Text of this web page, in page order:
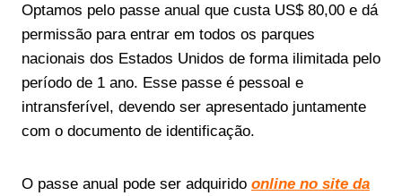
Optamos pelo passe anual que custa US$ 80,00 e dá
permissão para entrar em todos os parques
nacionais dos Estados Unidos de forma ilimitada pelo
período de 1 ano. Esse passe é pessoal e
intransferível, devendo ser apresentado juntamente
com o documento de identificação.
O passe anual pode ser adquirido online no site da